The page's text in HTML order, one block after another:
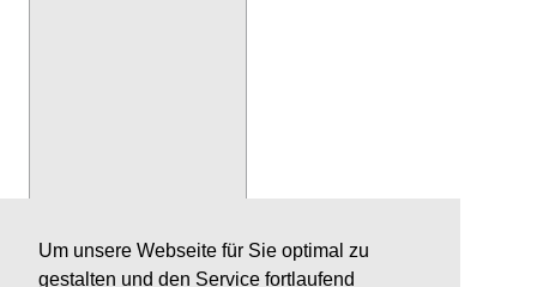
Um unsere Webseite für Sie optimal zu
gestalten und den Service fortlaufend